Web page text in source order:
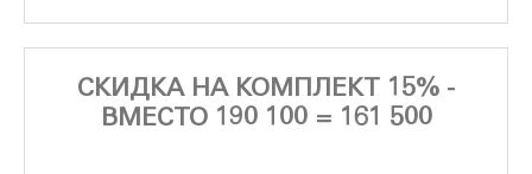
СКИДКА НА КОМПЛЕКТ 15% -
ВМЕСТО 190 100 = 161 500